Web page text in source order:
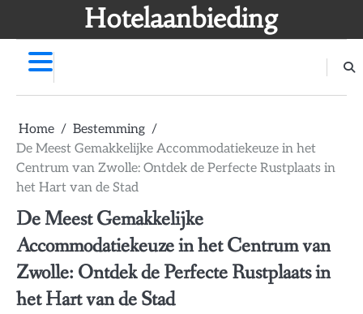
Hotelaanbieding
Home
Bestemming
De Meest Gemakkelijke Accommodatiekeuze in het
Centrum van Zwolle: Ontdek de Perfecte Rustplaats in
het Hart van de Stad
De Meest Gemakkelijke
Accommodatiekeuze in het Centrum van
Zwolle: Ontdek de Perfecte Rustplaats in
het Hart van de Stad